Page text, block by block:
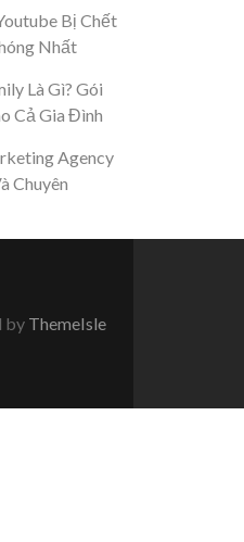
Bị Chết
Nhất
Là Gì? Gói
Cả Gia Đình
Agency
Chuyên
by ThemeIsle